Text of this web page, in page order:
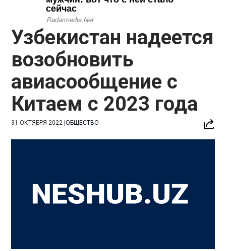
Узбекистан надеется
возобновить
авиасообщение с
Китаем с 2023 года
31 ОКТЯБРЯ 2022 |ОБЩЕСТВО